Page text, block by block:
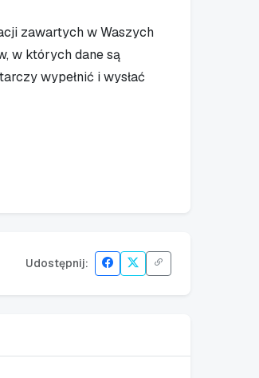
zawartych w Waszych
w których dane są
wypełnić i wysłać
Udostępnij: